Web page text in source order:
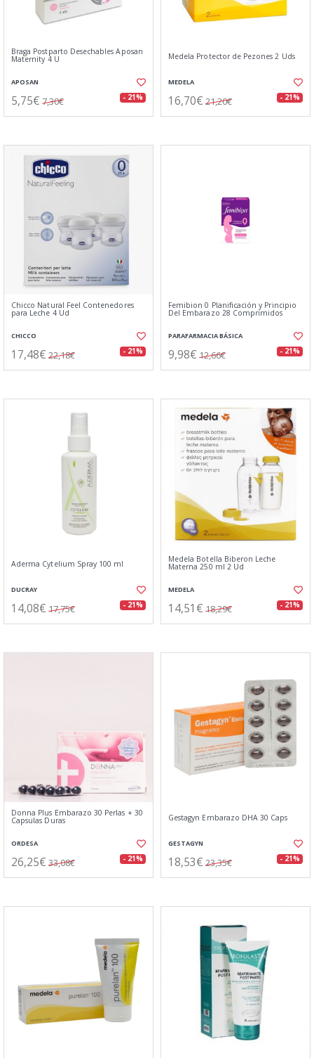
Braga Postparto Desechables Aposan
Maternity 4 U
APOSAN
5,75€ 7,30€ - 21%
Medela Protector de Pezones 2 Uds
MEDELA
16,70€ 21,20€ - 21%
Chicco Natural Feel Contenedores
para Leche 4 Ud
CHICCO
17,48€ 22,18€ - 21%
Femibion 0 Planificación y Principio
Del Embarazo 28 Comprimidos
PARAFARMACIA BÁSICA
9,98€ 12,66€ - 21%
Aderma Cytelium Spray 100 ml
DUCRAY
14,08€ 17,75€ - 21%
Medela Botella Biberon Leche
Materna 250 ml 2 Ud
MEDELA
14,51€ 18,29€ - 21%
Donna Plus Embarazo 30 Perlas + 30
Capsulas Duras
ORDESA
26,25€ 33,08€ - 21%
Gestagyn Embarazo DHA 30 Caps
GESTAGYN
18,53€ 23,35€ - 21%